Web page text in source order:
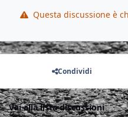
Questa discussione è
Condividi
Vai alla lista discussioni